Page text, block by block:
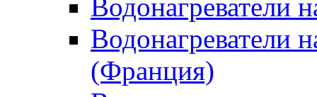
Водонагреватели
Водонагреватели
(Франция)